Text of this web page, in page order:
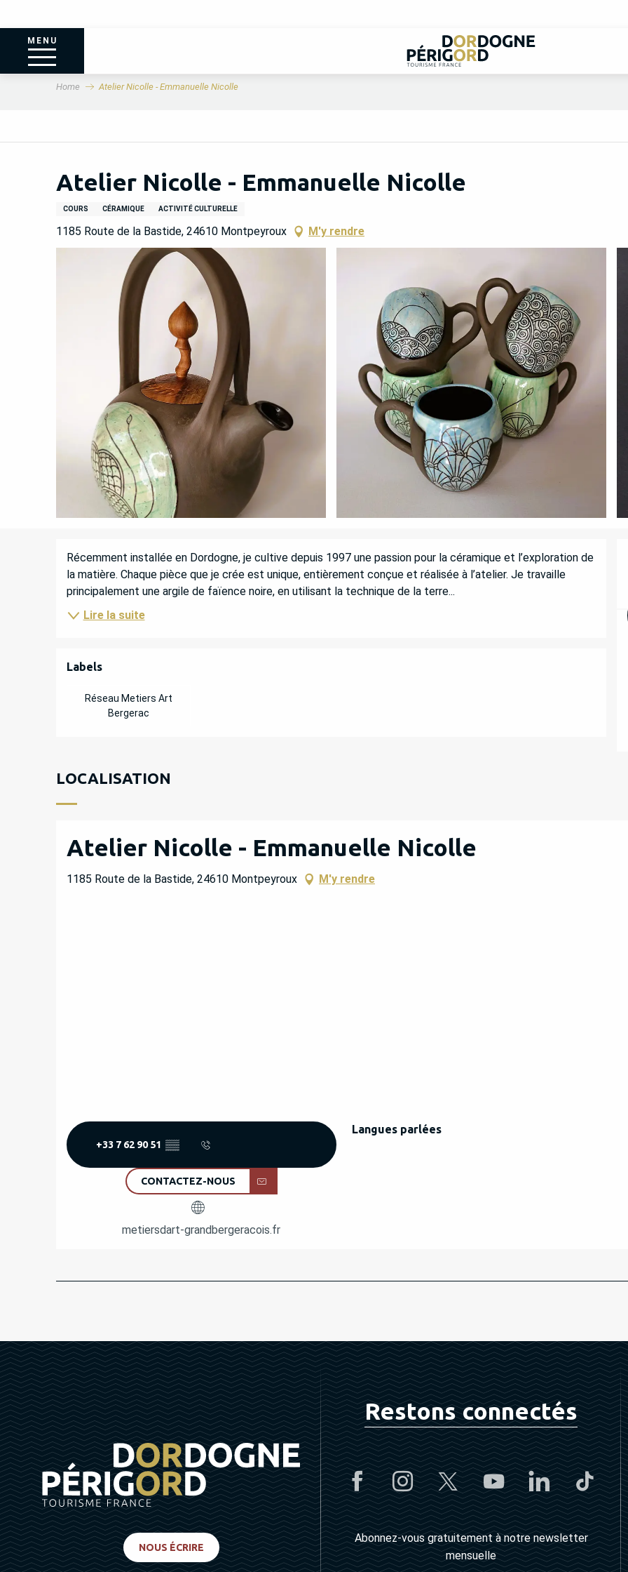
MENU
Home Atelier Nicolle - Emmanuelle Nicolle
Atelier Nicolle - Emmanuelle Nicolle
COURS CÉRAMIQUE ACTIVITÉ CULTURELLE
1185 Route de la Bastide, 24610 Montpeyroux M'y rendre
DESCRIPTION
Récemment installée en Dordogne, je cultive depuis 1997 une passion pour la céramique et l’exploration de
la matière. Chaque pièce que je crée est unique, entièrement conçue et réalisée à l’atelier. Je travaille
principalement une argile de faïence noire, en utilisant la technique de la terre...
Lire la suite
OFFRES DE PRESTATIONS
Labels
Labels
Réseau Metiers Art
Bergerac
LOCALISATION
Atelier Nicolle - Emmanuelle Nicolle
1185 Route de la Bastide, 24610 Montpeyroux M'y rendre
+33 7 62 90 51 ▒▒
CONTACTEZ-NOUS
metiersdart-grandbergeracois.fr
Langues parlées
Langues parlées
NOUS ÉCRIRE
Restons connectés
Abonnez-vous gratuitement à notre newsletter
mensuelle